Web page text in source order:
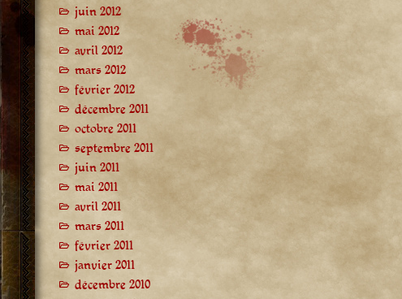
juin 2012
mai 2012
avril 2012
mars 2012
février 2012
décembre 2011
octobre 2011
septembre 2011
juin 2011
mai 2011
avril 2011
mars 2011
février 2011
janvier 2011
décembre 2010